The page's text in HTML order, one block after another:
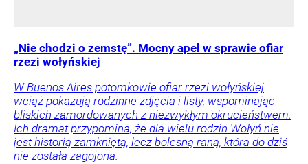
„Nie chodzi o zemstę”. Mocny apel w sprawie ofiar
rzezi wołyńskiej
W Buenos Aires potomkowie ofiar rzezi wołyńskiej
wciąż pokazują rodzinne zdjęcia i listy, wspominając
bliskich zamordowanych z niezwykłym okrucieństwem.
Ich dramat przypomina, że dla wielu rodzin Wołyń nie
jest historią zamkniętą, lecz bolesną raną, która do dziś
nie została zagojona.